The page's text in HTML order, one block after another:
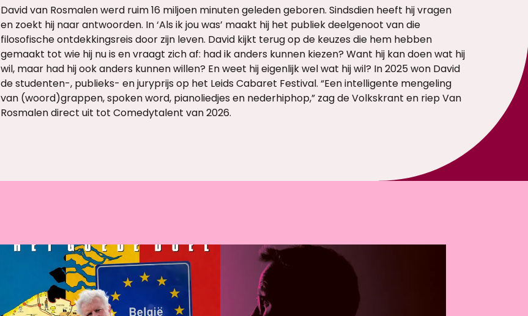
David van Rosmalen werd ruim 16 miljoen minuten geleden geboren. Sindsdien heeft hij vragen
en zoekt hij naar antwoorden. In ‘Als ik jou was’ maakt hij het publiek deelgenoot van die
filosofische ontdekkingsreis door zijn leven. David kijkt terug op de keuzes die hem hebben
gemaakt tot wie hij nu is en vraagt zich af: had ik anders kunnen kiezen? Want hij kan doen wat hij
wil, maar had hij ook anders kunnen willen? En weet hij eigenlijk wel wat hij wil? In 2025 won David
de studenten-, publieks- en juryprijs op het Leids Cabaret Festival. “Een intelligente mengeling
van (woord)grappen, spoken word, pianoliedjes en nederhiphop,” zag de Volkskrant en riep Van
Rosmalen direct uit tot Comedytalent van 2026.